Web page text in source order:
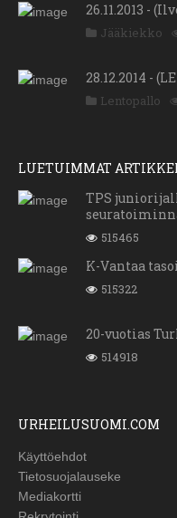
26.11.2013 -
Jääkiekko
28.12.2014 -
Lentopallo
LUETUIMMAT
TPS
515465
K-Vantaa
515322
20-vuotias
514918
URHEILUSUOMI.COM
Käyttöehdot
Tietosuojalauseke
Mediakortti